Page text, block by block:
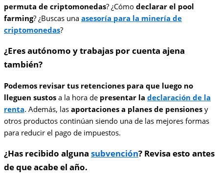
permuta de criptomonedas? ¿Cómo declarar el pool
farming? ¿Buscas una asesoría para la minería de
criptomonedas?
¿Eres autónomo y trabajas por cuenta ajena
también?
Podemos revisar tus retenciones para que luego no
lleguen sustos a la hora de presentar la declaración de la
renta. Además, las aportaciones a planes de pensiones y
otros productos continúan siendo una de las mejores formas
para reducir el pago de impuestos.
¿Has recibido alguna subvención? Revisa esto antes
de que acabe el año.